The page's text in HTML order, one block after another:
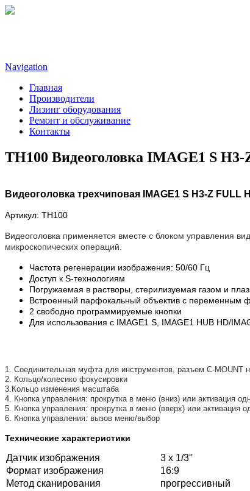
Navigation
Главная
Производители
Лизинг оборудования
Ремонт и обслуживание
Контакты
TH100 Видеоголовка IMAGE1 S H3-
Видеоголовка трехчиповая IMAGE1 S H3-Z FULL
Артикул: TH100
Видеоголовка применяется вместе с блоком управления
микроскопических операций.
Частота регенерации изображения: 50/60 Гц
Доступ к S-технологиям
Погружаемая в растворы, стерилизуемая газом и
Встроенный парфокальный объектив с переменным
2 свободно программируемые кнопки
Для использования с IMAGE1 S, IMAGE1 HUB HD/
1. Соединительная муфта для инструментов, разъем C-MOUNT
2. Кольцо/колесико фокусировки
3.Кольцо изменения масштаба
4. Кнопка управления: прокрутка в меню (вниз) или активация
5. Кнопка управления: прокрутка в меню (вверх) или активация
6. Кнопка управления: вызов меню/выбор
Технические характеристики
Датчик изображения
3 х 1/3''
Формат изображения
16:9
Метод сканирования
прогрессивный